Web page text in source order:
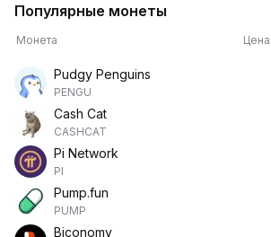
Популярные монеты
Монета
Pudgy Penguins
PENGU
Cash Cat
CASHCAT
Pi Network
PI
Pump.fun
PUMP
Biconomy